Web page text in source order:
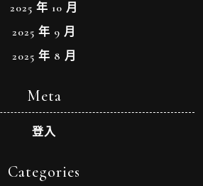
2025 年 10 月
2025 年 9 月
2025 年 8 月
Meta
登入
Categories